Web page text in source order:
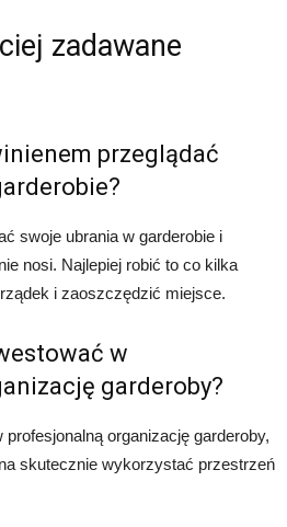
zadawane
przeglądać
swoje ubrania w garderobie i
nosi. Najlepiej robić to co kilka
i zaoszczędzić miejsce.
w
garderoby?
organizację garderoby,
skutecznie wykorzystać przestrzeń